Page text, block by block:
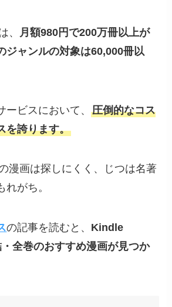
、
月額980円で200万冊以上が
ジャンルの対象は60,000冊以
ービスにおいて、圧倒的なコス
を誇ります。
漫画は探しにくく、じつは名著
れがち。
の記事を読むと、 Kindle
全巻のおすすめ漫画が見つか